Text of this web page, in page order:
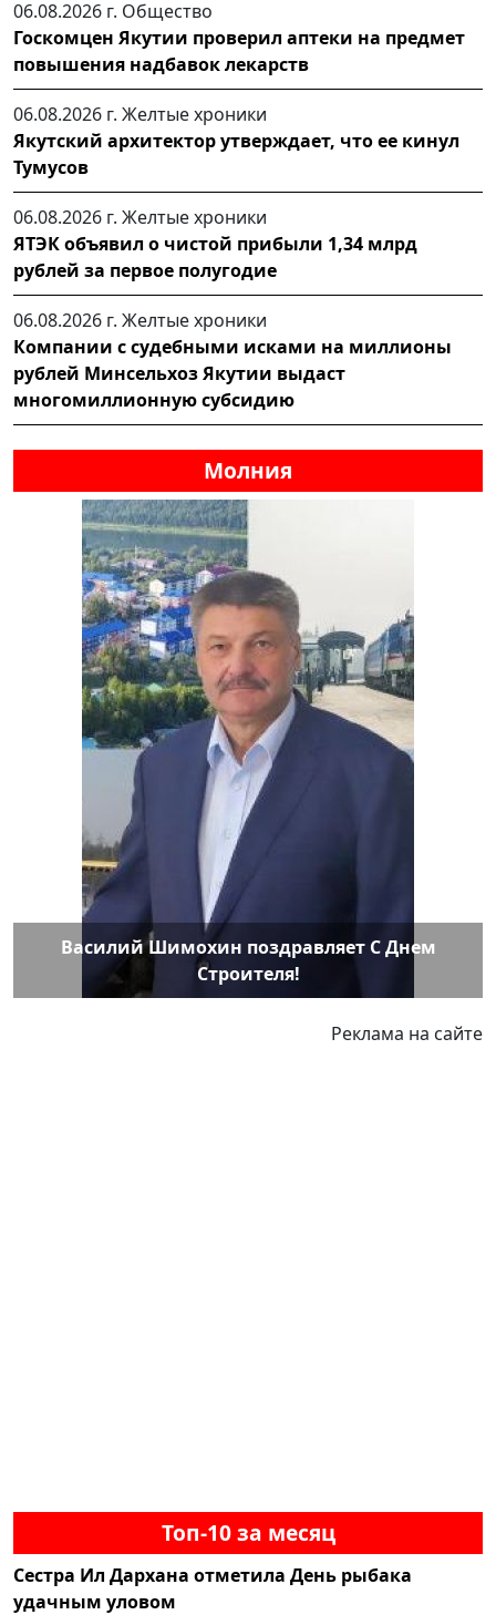
06.08.2026 г. Общество
Госкомцен Якутии проверил аптеки на предмет
повышения надбавок лекарств
06.08.2026 г. Желтые хроники
Якутский архитектор утверждает, что ее кинул
Тумусов
06.08.2026 г. Желтые хроники
ЯТЭК объявил о чистой прибыли 1,34 млрд
рублей за первое полугодие
06.08.2026 г. Желтые хроники
Компании с судебными исками на миллионы
рублей Минсельхоз Якутии выдаст
многомиллионную субсидию
Молния
Василий Шимохин поздравляет С Днем
Строителя!
Реклама на сайте
Топ-10 за месяц
Сестра Ил Дархана отметила День рыбака
удачным уловом